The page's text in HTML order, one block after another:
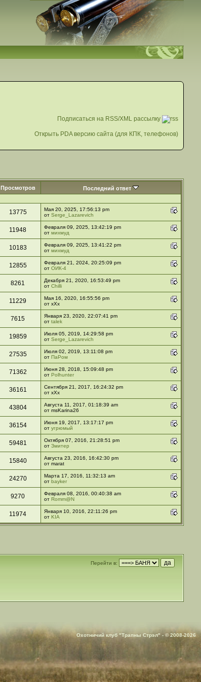
Подписаться на RSS/XML рассылку
Открыть PDA версию сайта (для КПК, телефонов)
Просмотров Последний ответ
13775
Мая 20, 2025, 17:56:13 pm
от Serge_Lazarevich
11948
Февраля 09, 2025, 13:42:19 pm
от михмуд
10183
Февраля 09, 2025, 13:41:22 pm
от михмуд
12855
Февраля 21, 2024, 20:25:09 pm
от ОИК-4
8261
Декабря 21, 2020, 16:53:49 pm
от Chilli
11229
Мая 16, 2020, 16:55:56 pm
от xXx
7615
Января 23, 2020, 22:07:41 pm
от talek
19859
Июля 05, 2019, 14:29:58 pm
от Serge_Lazarevich
27535
Июля 02, 2019, 13:11:08 pm
от ПаРом
71362
Июня 28, 2018, 15:09:48 pm
от Polhunter
36161
Сентября 21, 2017, 16:24:32 pm
от xXx
43804
Августа 11, 2017, 01:18:39 am
от msKarina26
36154
Июня 19, 2017, 13:17:17 pm
от угрюмый
59481
Октября 07, 2016, 21:28:51 pm
от Змитер
15840
Августа 23, 2016, 16:42:30 pm
от marat
24270
Марта 17, 2016, 11:32:13 am
от bayker
9270
Февраля 08, 2016, 00:40:38 am
от Romm@N
11974
Января 10, 2016, 22:11:26 pm
от KIA
Перейти в:
Охотничий клуб "Трапны Стрэл" - © 2008-2026